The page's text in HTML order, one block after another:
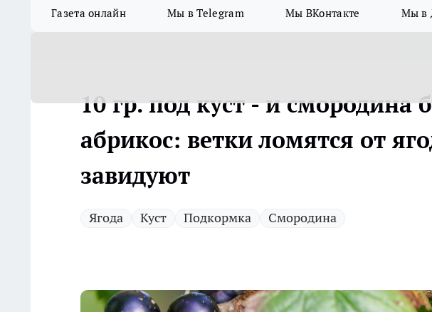
Газета онлайн Мы в Telegram Мы ВКонтакте Мы в
10 гр. под куст - и смородина
абрикос: ветки ломятся от
завидуют
Ягода Куст Подкормка Смородина